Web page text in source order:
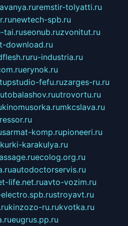
remstir-tolyatti.ru
newtech-spb.ru
tai.ruseonub.ruzvonitut.ru
download.ru
ru-industria.ru
erynok.ru
fefu.ruzarges-ru.ru
utrovortu.ru
kinomusorka.rumkcslava.ru
sarmat-komp.rupioneeri.ru
karakulya.ru
ecolog.org.ru
autodoctorservis.ru
life.net.ruavto-vozim.ru
stroyavt.ru
kinzozo-ru.rukvotka.ru
eugrus.pp.ru